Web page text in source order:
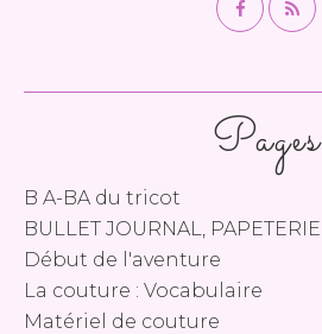
Pages
B A-BA du tricot
BULLET JOURNAL, PAPETERIE
Début de l'aventure
La couture : Vocabulaire
Matériel de couture